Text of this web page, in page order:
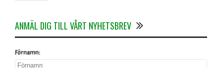
ANMÄL DIG TILL VÅRT NYHETSBREV
Förnamn: